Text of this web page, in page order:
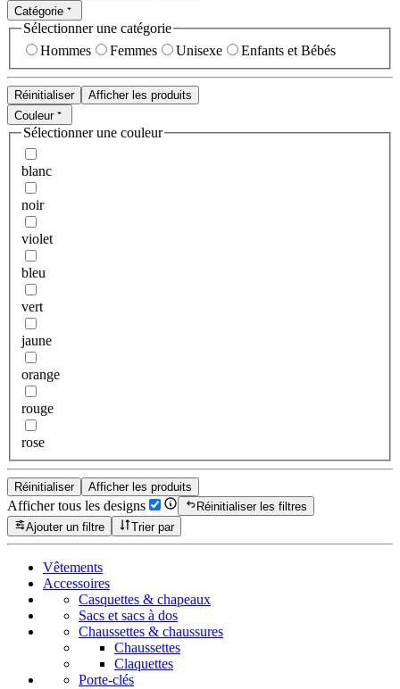
Catégorie
Sélectionner une catégorie
Hommes
Femmes Unisexe Enfants et Bébés
Réinitialiser
Afficher les produits
Couleur
Sélectionner une couleur
blanc
noir
violet
bleu
vert
jaune
orange
rouge
rose
Réinitialiser Afficher les produits
Afficher tous les designs
Réinitialiser les filtres
Ajouter un filtre
Trier par
Vêtements
Accessoires
Casquettes & chapeaux
Sacs et sacs à dos
Chaussettes & chaussures
Chaussettes
Claquettes
Porte-clés